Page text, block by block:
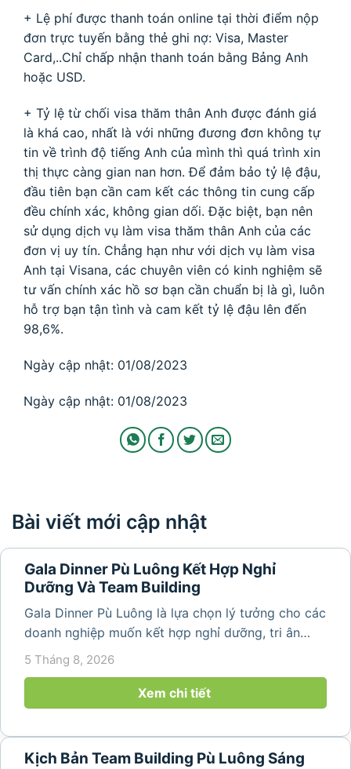
+ Lệ phí được thanh toán online tại thời điểm nộp
đơn trực tuyến bằng thẻ ghi nợ: Visa, Master
Card,..Chỉ chấp nhận thanh toán bằng Bảng Anh
hoặc USD.
+ Tỷ lệ từ chối visa thăm thân Anh được đánh giá
là khá cao, nhất là với những đương đơn không tự
tin về trình độ tiếng Anh của mình thì quá trình xin
thị thực càng gian nan hơn. Để đảm bảo tỷ lệ đậu,
đầu tiên bạn cần cam kết các thông tin cung cấp
đều chính xác, không gian dối. Đặc biệt, bạn nên
sử dụng dịch vụ làm visa thăm thân Anh của các
đơn vị uy tín. Chẳng hạn như với dịch vụ làm visa
Anh tại Visana, các chuyên viên có kinh nghiệm sẽ
tư vấn chính xác hồ sơ bạn cần chuẩn bị là gì, luôn
hỗ trợ bạn tận tình và cam kết tỷ lệ đậu lên đến
98,6%.
Ngày cập nhật: 01/08/2023
Ngày cập nhật: 01/08/2023
Bài viết mới cập nhật
Gala Dinner Pù Luông Kết Hợp Nghỉ
Dưỡng Và Team Building
Gala Dinner Pù Luông là lựa chọn lý tưởng cho các
doanh nghiệp muốn kết hợp nghỉ dưỡng, tri ân
nhân viên và xây dựng tinh thần đồng đội trong
núi rừng hùng vĩ, không khí...
5 Tháng 8, 2026
Xem chi tiết
Kịch Bản Team Building Pù Luông Sáng